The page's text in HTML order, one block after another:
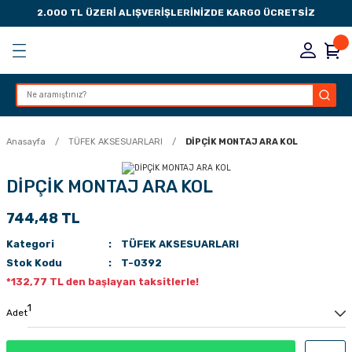
2.000 TL ÜZERİ ALIŞVERİŞLERİNİZDE KARGO ÜCRETSİZ
Geri Dön
Geri Dön
Geri Dön
Geri Dön
MANDALI
Anasayfa TÜFEK AKSESUARLARI DİPÇİK MONTAJ ARA KOL
DİPÇİK MONTAJ ARA KOL
744,48 TL
Kategori
TÜFEK AKSESUARLARI
Stok Kodu
T-0392
*132,77 TL den başlayan taksitlerle!
Adet